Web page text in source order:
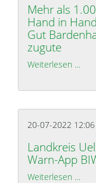
Mehr als
Hand in
Gut
zugute
Weiterlesen …
20-07-2022 12:06
Landkreis
Warn-App
Weiterlesen …